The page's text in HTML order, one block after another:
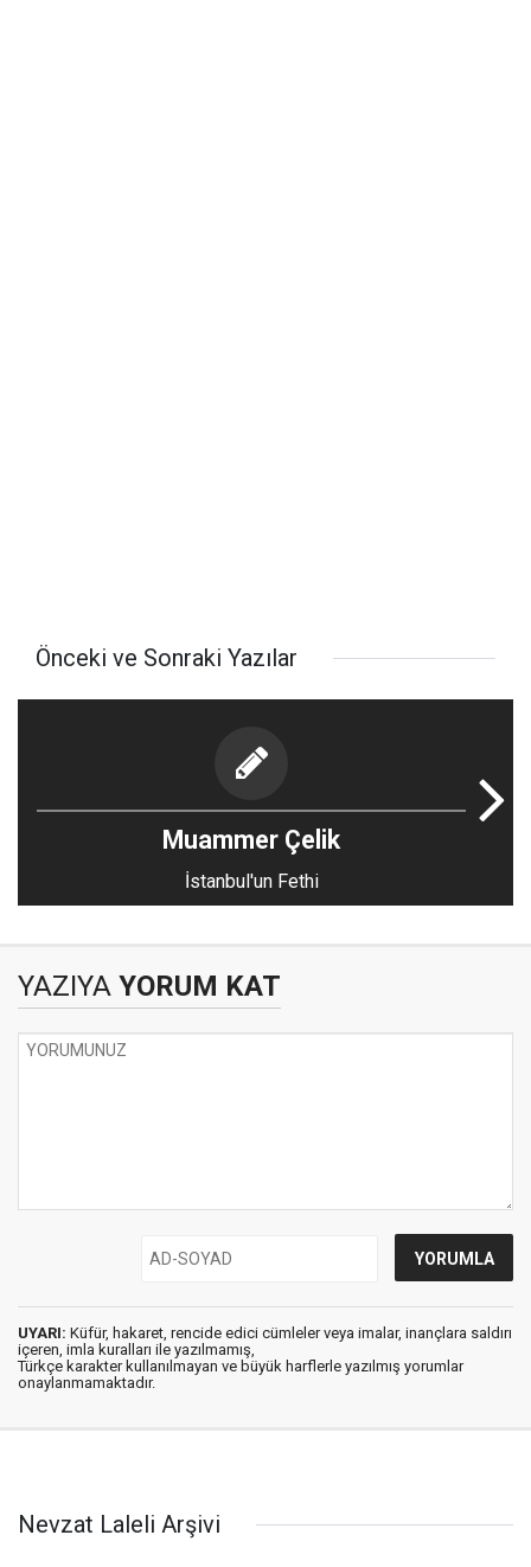
Önceki ve Sonraki Yazılar
Muammer Çelik
İstanbul'un Fethi
YAZIYA YORUM KAT
UYARI: Küfür, hakaret, rencide edici cümleler veya imalar, inançlara saldırı
içeren, imla kuralları ile yazılmamış,
Türkçe karakter kullanılmayan ve büyük harflerle yazılmış yorumlar
onaylanmamaktadır.
Nevzat Laleli Arşivi